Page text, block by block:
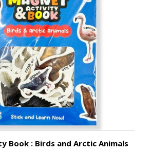
Book : Birds and Arctic Animals